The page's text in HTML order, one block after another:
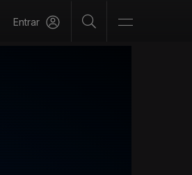
Entrar